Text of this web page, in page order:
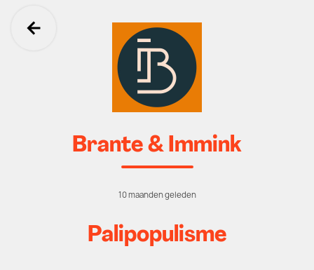
Ga terug
Brante & Immink
10 maanden geleden
Palipopulisme